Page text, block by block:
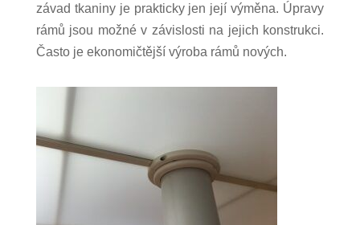
závad tkaniny je prakticky jen její výměna. Úpravy
rámů jsou možné v závislosti na jejich konstrukci.
Často je ekonomičtější výroba rámů nových.